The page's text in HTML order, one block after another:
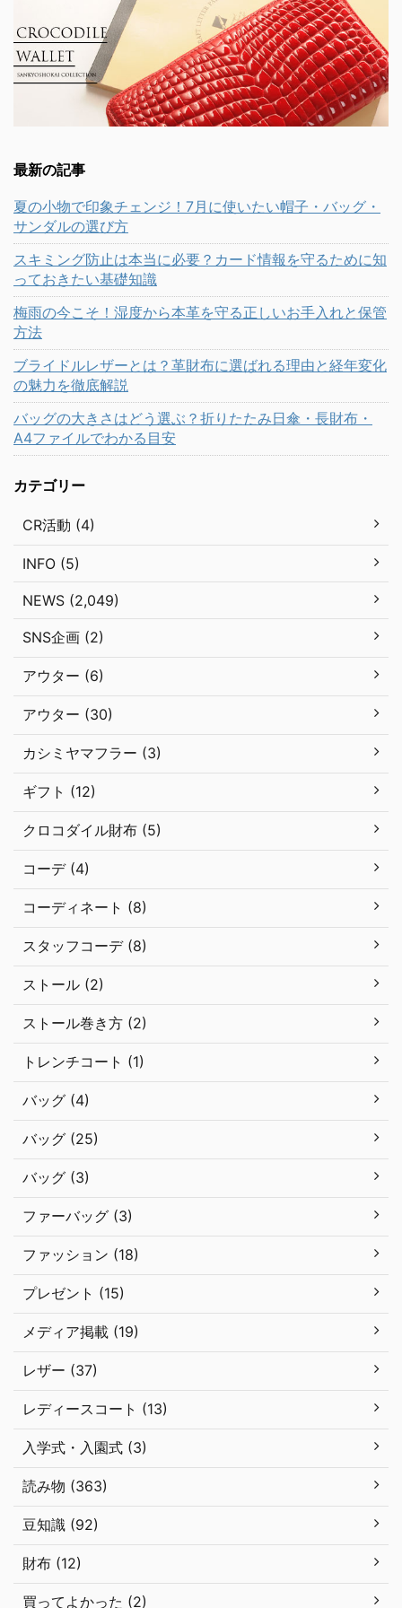
最新の記事
夏の小物で印象チェンジ！7月に使いたい帽子・バッグ・
サンダルの選び方
スキミング防止は本当に必要？カード情報を守るために知
っておきたい基礎知識
梅雨の今こそ！湿度から本革を守る正しいお手入れと保管
方法
ブライドルレザーとは？革財布に選ばれる理由と経年変化
の魅力を徹底解説
バッグの大きさはどう選ぶ？折りたたみ日傘・長財布・
A4ファイルでわかる目安
カテゴリー
CR活動 (4)
INFO (5)
NEWS (2,049)
SNS企画 (2)
アウター (6)
アウター (30)
カシミヤマフラー (3)
ギフト (12)
クロコダイル財布 (5)
コーデ (4)
コーディネート (8)
スタッフコーデ (8)
ストール (2)
ストール巻き方 (2)
トレンチコート (1)
バッグ (4)
バッグ (25)
バッグ (3)
ファーバッグ (3)
ファッション (18)
プレゼント (15)
メディア掲載 (19)
レザー (37)
レディースコート (13)
入学式・入園式 (3)
読み物 (363)
豆知識 (92)
財布 (12)
買ってよかった (2)